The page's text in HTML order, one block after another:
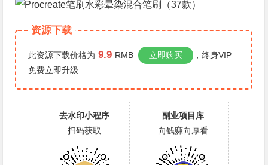
资源下载
此资源下载价格为 9.9 RMB 立即购买
，终身VIP
免费立即升级
去水印小程序
扫码获取
副业项目库
向钱赚向厚看